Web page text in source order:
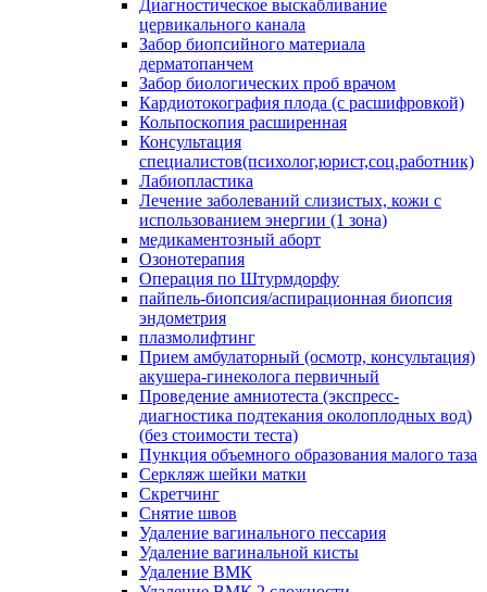
Диагностическое выскабливание
цервикального канала
Забор биопсийного материала
дерматопанчем
Забор биологических проб врачом
Кардиотокография плода (с расшифровкой)
Кольпоскопия расширенная
Консультация
специалистов(психолог,юрист,соц.работник)
Лабиопластика
Лечение заболеваний слизистых, кожи с
использованием энергии (1 зона)
медикаментозный аборт
Озонотерапия
Операция по Штурмдорфу
пайпель-биопсия/аспирационная биопсия
эндометрия
плазмолифтинг
Прием амбулаторный (осмотр, консультация)
акушера-гинеколога первичный
Проведение амниотеста (экспресс-
диагностика подтекания околоплодных вод)
(без стоимости теста)
Пункция объемного образования малого таза
Серкляж шейки матки
Скретчинг
Снятие швов
Удаление вагинального пессария
Удаление вагинальной кисты
Удаление ВМК